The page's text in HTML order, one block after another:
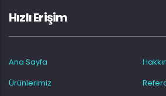
Hızlı Erişim
Ana Sayfa
Ürünlerimiz